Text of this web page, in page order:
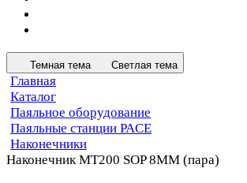
Темная тема Светлая тема
Главная
Каталог
Паяльное оборудование
Паяльные станции PACE
Наконечники
Наконечник MT200 SOP 8MM (пара)